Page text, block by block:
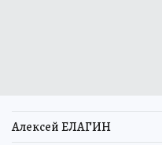
Алексей ЕЛАГИН